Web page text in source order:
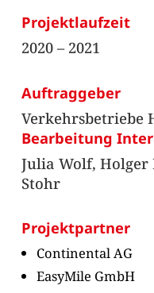
Projektlaufzeit
2020 – 2021
Auftraggeber
Verkehrsbetriebe
Bearbeitung
Julia Wolf,
Stohr
Projektpartner
Continental AG
EasyMile GmbH